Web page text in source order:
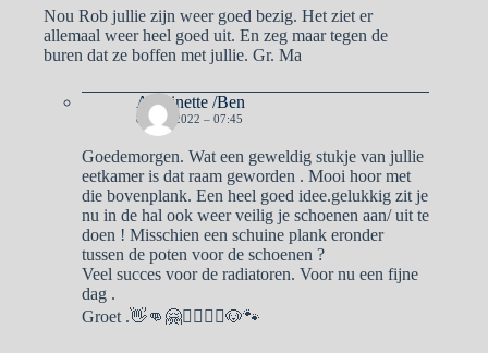
Nou Rob jullie zijn weer goed bezig. Het ziet er
allemaal weer heel goed uit. En zeg maar tegen de
buren dat ze boffen met jullie. Gr. Ma
Antoinette /Ben
8 JULI 2022 – 07:45
Goedemorgen. Wat een geweldig stukje van jullie
eetkamer is dat raam geworden . Mooi hoor met
die bovenplank. Een heel goed idee.gelukkig zit je
nu in de hal ook weer veilig je schoenen aan/ uit te
doen ! Misschien een schuine plank eronder
tussen de poten voor de schoenen ?
Veel succes voor de radiatoren. Voor nu een fijne
dag .
Groet .👋👊🤗🙋‍♀️🙋‍♂️🐶🐾